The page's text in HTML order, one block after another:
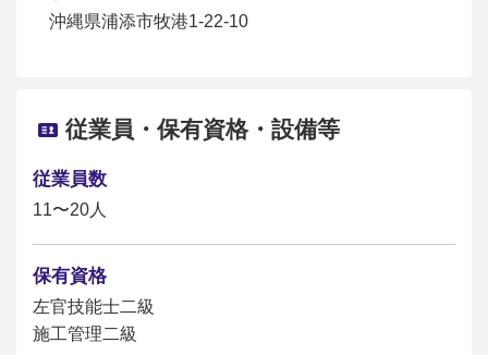
沖縄県浦添市牧港1-22-10
従業員・保有資格・設備等
従業員数
11〜20人
保有資格
左官技能士二級
施工管理二級